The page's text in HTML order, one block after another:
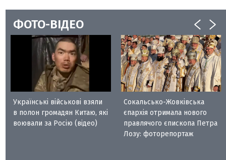
ФОТО-ВІДЕО
Українські військові взяли
в полон громадян Китаю, які
воювали за Росію (відео)
Сокальсько-Жовківська
єпархія отримала нового
правлячого єпископа Петра
Лозу: фоторепортаж